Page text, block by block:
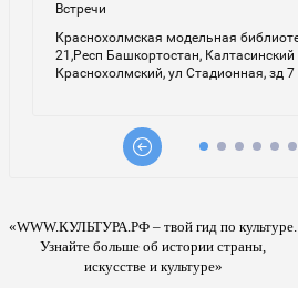
«WWW.КУЛЬТУРА.РФ – твой гид по культуре.
Узнайте больше об истории страны,
искусстве и культуре»